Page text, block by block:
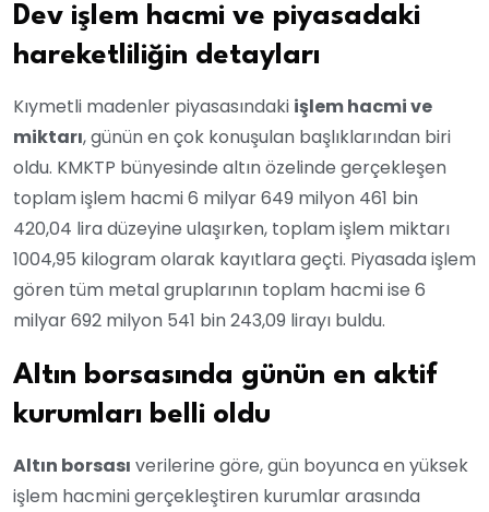
Dev işlem hacmi ve piyasadaki
hareketliliğin detayları
Kıymetli madenler piyasasındaki işlem hacmi ve
miktarı, günün en çok konuşulan başlıklarından biri
oldu. KMKTP bünyesinde altın özelinde gerçekleşen
toplam işlem hacmi 6 milyar 649 milyon 461 bin
420,04 lira düzeyine ulaşırken, toplam işlem miktarı
1004,95 kilogram olarak kayıtlara geçti. Piyasada işlem
gören tüm metal gruplarının toplam hacmi ise 6
milyar 692 milyon 541 bin 243,09 lirayı buldu.
Altın borsasında günün en aktif
kurumları belli oldu
Altın borsası verilerine göre, gün boyunca en yüksek
işlem hacmini gerçekleştiren kurumlar arasında